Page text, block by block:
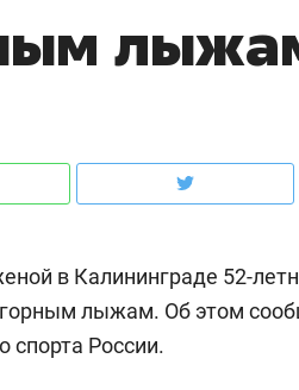
в Калининграде 52-
лыжам. Об этом
спорта России.
клиентах и чудных